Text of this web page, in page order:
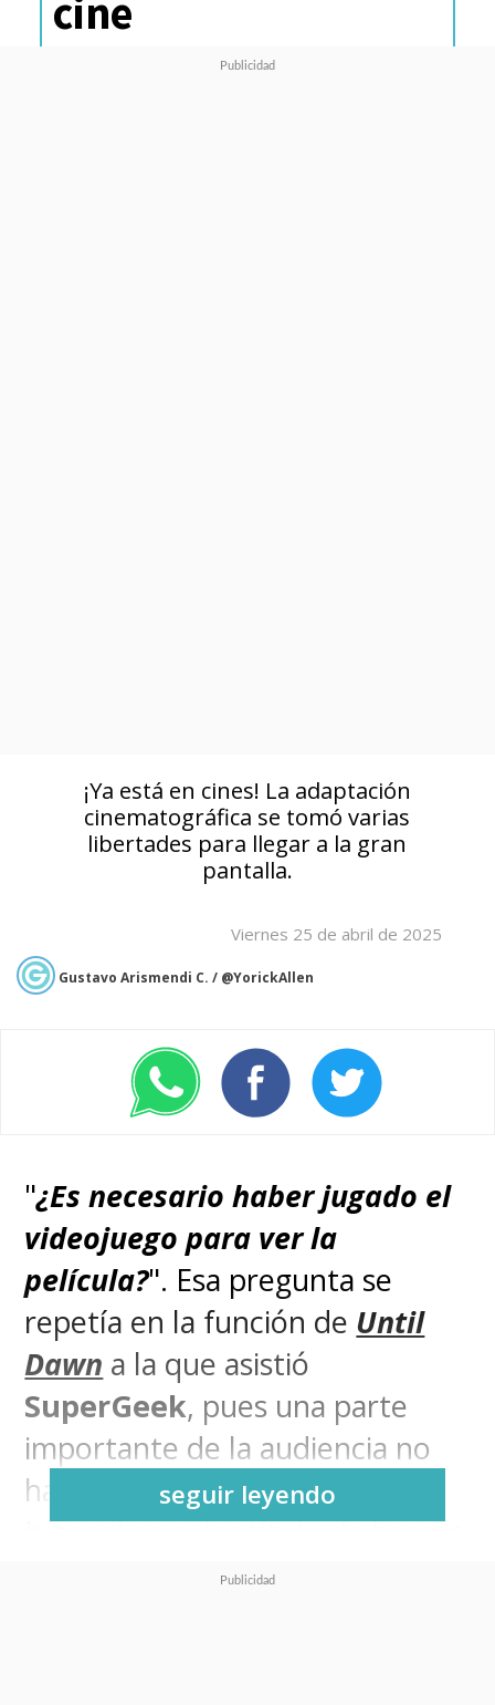
cine
¡Ya está en cines! La adaptación
cinematográfica se tomó varias
libertades para llegar a la gran
pantalla.
Viernes 25 de abril de 2025
Gustavo Arismendi C. / @YorickAllen
"¿Es necesario haber jugado el
videojuego para ver la
película?". Esa pregunta se
repetía en la función de Until
Dawn a la que asistió
SuperGeek, pues una parte
importante de la audiencia no
había tenido la oportunidad de
jugar al popular título de horror
que inspira esta historia.
seguir leyendo